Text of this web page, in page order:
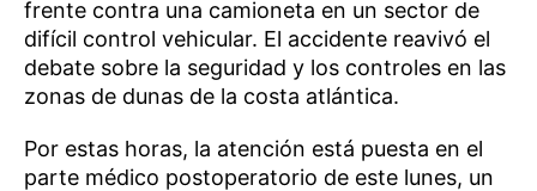
frente contra una camioneta en un sector de
difícil control vehicular. El accidente reavivó el
debate sobre la seguridad y los controles en las
zonas de dunas de la costa atlántica.
Por estas horas, la atención está puesta en el
parte médico postoperatorio de este lunes, un